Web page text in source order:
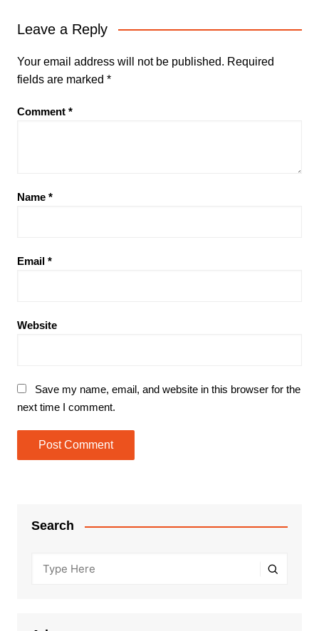
Leave a Reply
Your email address will not be published. Required
fields are marked *
Comment *
Name *
Email *
Website
Save my name, email, and website in this browser for the
next time I comment.
Search